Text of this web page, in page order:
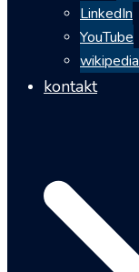
LinkedIn
YouTube
wikipedia
kontakt